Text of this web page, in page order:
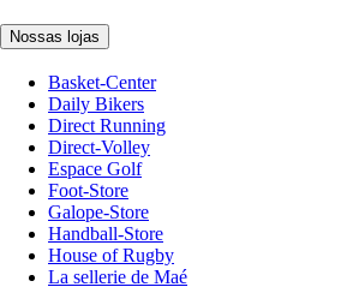
Nossas lojas
Basket-Center
Daily Bikers
Direct Running
Direct-Volley
Espace Golf
Foot-Store
Galope-Store
Handball-Store
House of Rugby
La sellerie de Maé